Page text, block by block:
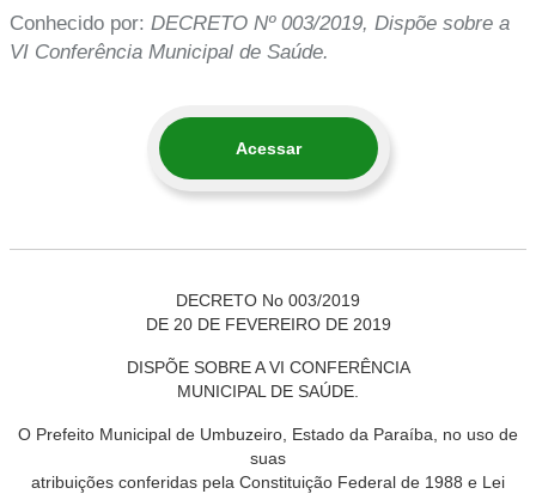
Conhecido por: DECRETO Nº 003/2019, Dispõe sobre a
VI Conferência Municipal de Saúde.
Acessar
DECRETO No 003/2019
DE 20 DE FEVEREIRO DE 2019
DISPÕE SOBRE A VI CONFERÊNCIA
MUNICIPAL DE SAÚDE.
O Prefeito Municipal de Umbuzeiro, Estado da Paraíba, no uso de
suas
atribuições conferidas pela Constituição Federal de 1988 e Lei